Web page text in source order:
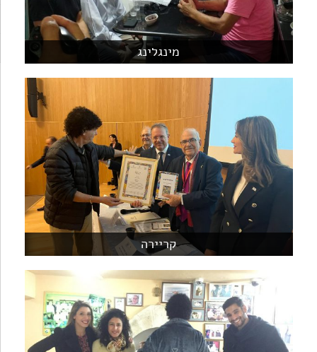
מינגלינג
קריירה